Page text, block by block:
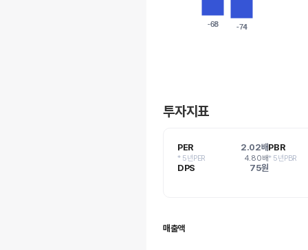
-68
-68 -74
-74
투자지표
PER 2.02배
* 5년PER 4.80배
PBR
* 5년PBR
DPS 75원
매출액